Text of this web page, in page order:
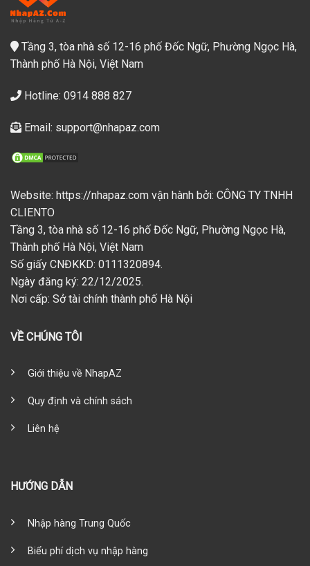
Tầng 3, tòa nhà số 12-16 phố Đốc Ngữ, Phường Ngọc Hà,
Thành phố Hà Nội, Việt Nam
Hotline: 0914 888 827
Email: support@nhapaz.com
Website: https://nhapaz.com vận hành bởi: CÔNG TY TNHH
CLIENTO
Tầng 3, tòa nhà số 12-16 phố Đốc Ngữ, Phường Ngọc Hà,
Thành phố Hà Nội, Việt Nam
Số giấy CNĐKKD: 0111320894.
Ngày đăng ký: 22/12/2025.
Nơi cấp: Sở tài chính thành phố Hà Nội
VỀ CHÚNG TÔI
Giới thiệu về NhapAZ
Quy định và chính sách
Liên hệ
HƯỚNG DẪN
Nhập hàng Trung Quốc
Biểu phí dịch vụ nhập hàng